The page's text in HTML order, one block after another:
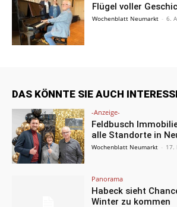
Flügel voller
Wochenblatt Neumarkt - 6.
DAS KÖNNTE SIE AUCH
-Anzeige-
Feldbusch
alle Standorte in
Wochenblatt Neumarkt - 17.
Panorama
Habeck sieht
Winter zu kommen